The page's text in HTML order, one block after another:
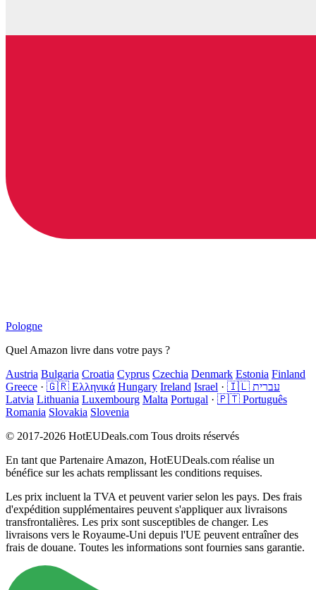
Pologne
Quel Amazon livre dans votre pays ?
Austria Bulgaria Croatia Cyprus Czechia Denmark Estonia Finland
Greece · 🇬🇷 Ελληνικά Hungary Ireland Israel ·
🇮🇱 עברית
Latvia Lithuania Luxembourg Malta Portugal · 🇵🇹 Português
Romania Slovakia Slovenia
© 2017-2026 HotEUDeals.com Tous droits réservés
En tant que Partenaire Amazon, HotEUDeals.com réalise un
bénéfice sur les achats remplissant les conditions requises.
Les prix incluent la TVA et peuvent varier selon les pays. Des frais
d'expédition supplémentaires peuvent s'appliquer aux livraisons
transfrontalières. Les prix sont susceptibles de changer. Les
livraisons vers le Royaume-Uni depuis l'UE peuvent entraîner des
frais de douane. Toutes les informations sont fournies sans garantie.